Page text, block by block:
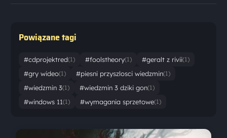
Powiązane tagi
#cdprojektred(1) #foolstheory(1) #geralt z rivii(1)
#gry wideo(1) #piesni przyszlosci wiedzmin(1)
#wiedzmin 3(1) #wiedzmin 3 dziki gon(1)
#windows 11(1) #wymagania sprzetowe(1)